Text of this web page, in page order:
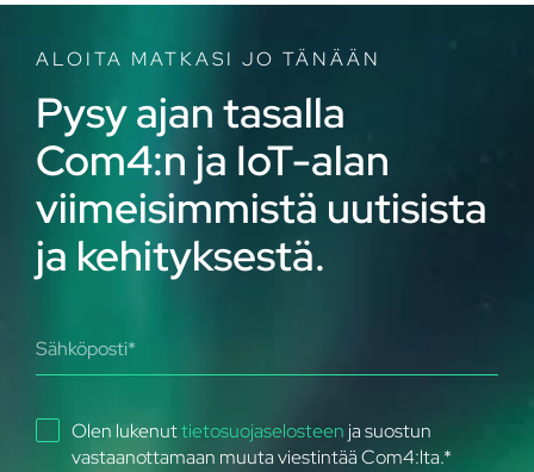
ALOITA MATKASI JO TÄNÄÄN
Pysy ajan tasalla
Com4:n ja IoT-alan
viimeisimmistä uutisista
ja kehityksestä.
Olen lukenuttietosuojaselosteen ja suostun
vastaanottamaan muuta viestintää Com4:lta.*